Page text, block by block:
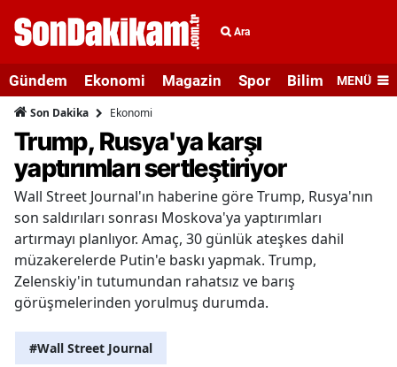
Ara
Gündem Ekonomi Magazin Spor Bilim veMENÜ
Son Dakika Ekonomi
Trump, Rusya'ya karşı
yaptırımları sertleştiriyor
Wall Street Journal'ın haberine göre Trump, Rusya'nın
son saldırıları sonrası Moskova'ya yaptırımları
artırmayı planlıyor. Amaç, 30 günlük ateşkes dahil
müzakerelerde Putin'e baskı yapmak. Trump,
Zelenskiy'in tutumundan rahatsız ve barış
görüşmelerinden yorulmuş durumda.
#Wall Street Journal